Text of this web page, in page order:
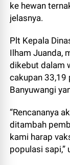
ke hewan
jelasnya.
Plt Kepala
Ilham Juanda,
dikebut dalam
cakupan 33,19
Banyuwangi
“Rencananya
ditambah
kami harap
populasi sapi,”